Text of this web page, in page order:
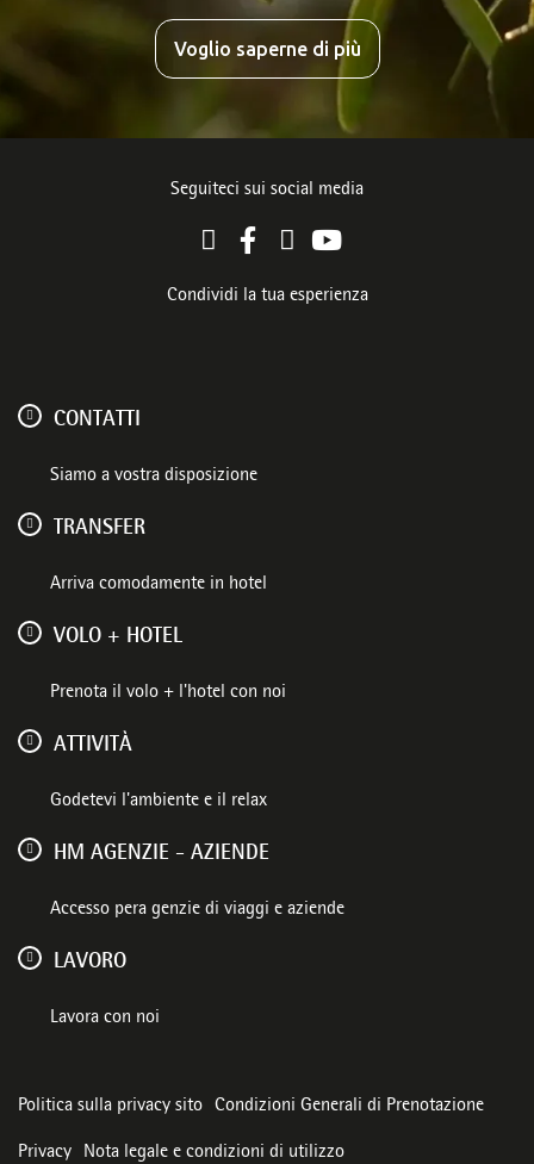
Voglio saperne di più
Seguiteci sui social media
Condividi la tua esperienza
CONTATTI
Siamo a vostra disposizione
TRANSFER
Arriva comodamente in hotel
VOLO + HOTEL
Prenota il volo + l'hotel con noi
ATTIVITÀ
Godetevi l'ambiente e il relax
HM AGENZIE - AZIENDE
Accesso pera genzie di viaggi e aziende
LAVORO
Lavora con noi
Politica sulla privacy sito Condizioni Generali di Prenotazione
Privacy Nota legale e condizioni di utilizzo